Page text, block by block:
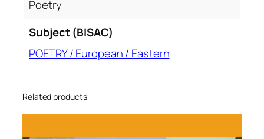
Poetry
Subject (BISAC)
POETRY / European / Eastern
Related products